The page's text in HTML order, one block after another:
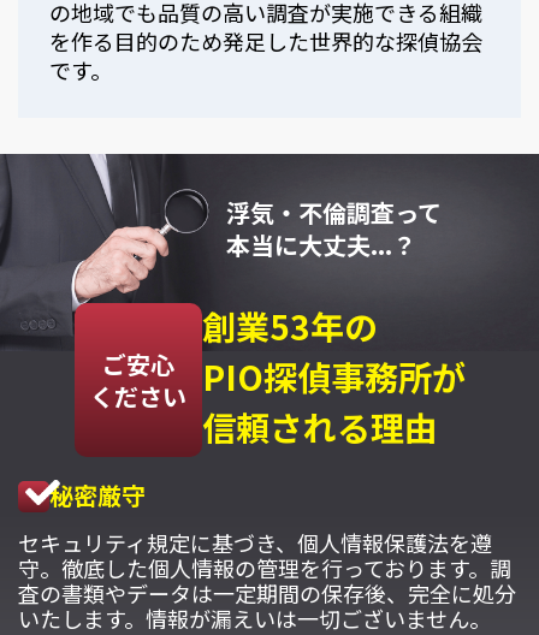
の地域でも品質の高い調査が実施できる組織
を作る目的のため発足した世界的な探偵協会
です。
浮気・不倫調査って
本当に大丈夫...？
ご安心
ください
創業53年の
PIO探偵事務所が
信頼される理由
秘密厳守
セキュリティ規定に基づき、個人情報保護法を遵
守。徹底した個人情報の管理を行っております。調
査の書類やデータは一定期間の保存後、完全に処分
いたします。情報が漏えいは一切ございません。